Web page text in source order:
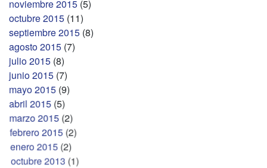
noviembre 2015 (5)
octubre 2015 (11)
septiembre 2015 (8)
agosto 2015 (7)
julio 2015 (8)
junio 2015 (7)
mayo 2015 (9)
abril 2015 (5)
marzo 2015 (2)
febrero 2015(2)
enero 2015(2)
octubre 2013(1)